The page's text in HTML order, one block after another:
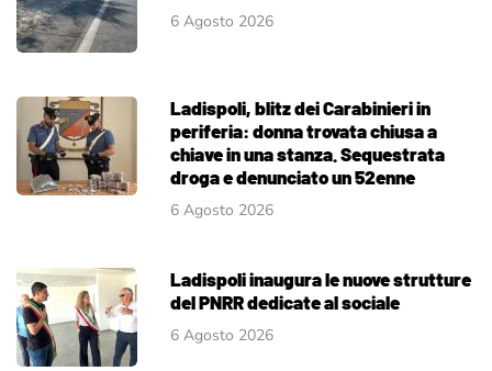
6 Agosto 2026
Ladispoli, blitz dei Carabinieri in
periferia: donna trovata chiusa a
chiave in una stanza. Sequestrata
droga e denunciato un 52enne
6 Agosto 2026
Ladispoli inaugura le nuove strutture
del PNRR dedicate al sociale
6 Agosto 2026